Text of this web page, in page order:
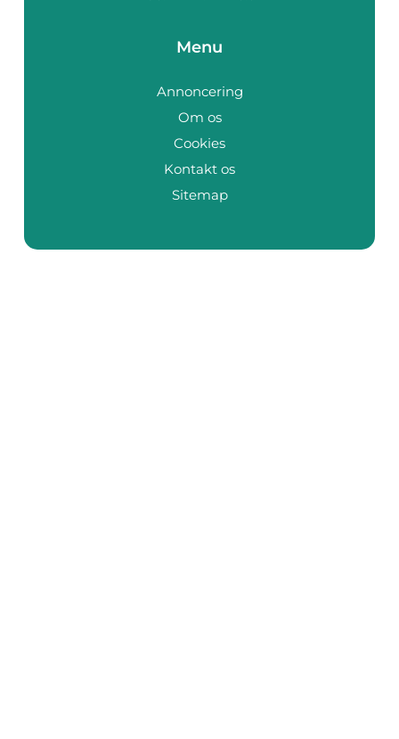
Menu
Annoncering
Om os
Cookies
Kontakt os
Sitemap